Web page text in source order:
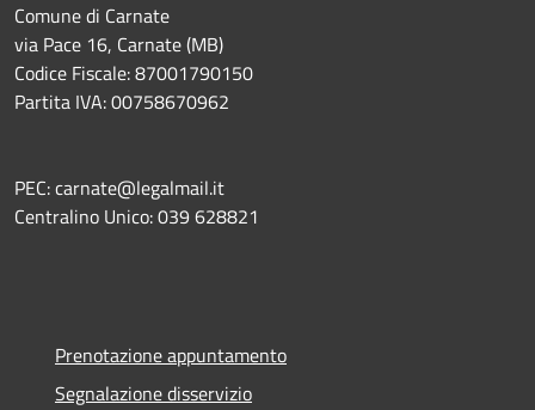
Comune di Carnate
via Pace 16, Carnate (MB)
Codice Fiscale: 87001790150
Partita IVA: 00758670962
PEC: carnate@legalmail.it
Centralino Unico: 039 628821
Prenotazione appuntamento
Segnalazione disservizio